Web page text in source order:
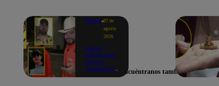
Mundo 07 de
agosto
2026
Nueve
influencers
fueron
asesinados
Encuéntranos también en